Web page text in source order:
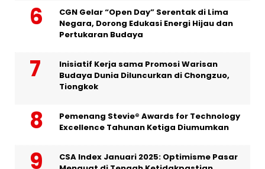
CGN Gelar “Open Day” Serentak di Lima
Negara, Dorong Edukasi Energi Hijau dan
Pertukaran Budaya
Inisiatif Kerja sama Promosi Warisan
Budaya Dunia Diluncurkan di Chongzuo,
Tiongkok
Pemenang Stevie® Awards for Technology
Excellence Tahunan Ketiga Diumumkan
CSA Index Januari 2025: Optimisme Pasar